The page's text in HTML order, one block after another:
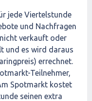
jede Viertelstunde
und Nachfragen
verkauft oder
und es wird daraus
errechnet.
Teilnehmer,
Spotmarkt kostet
seinen extra